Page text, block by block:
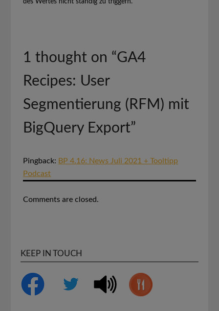
1 thought on “GA4
Recipes: User
Segmentierung (RFM) mit
BigQuery Export”
Pingback: BP 4.16: News Juli 2021 + Tooltipp
Podcast
Comments are closed.
KEEP IN TOUCH